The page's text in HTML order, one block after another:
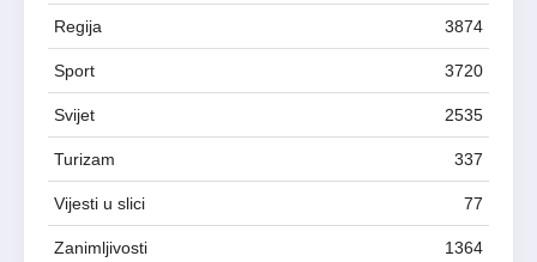
Regija 3874
Sport 3720
Svijet 2535
Turizam 337
Vijesti u slici 77
Zanimljivosti 1364